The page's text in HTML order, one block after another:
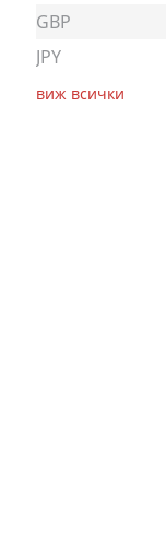
GBP
JPY
виж всички